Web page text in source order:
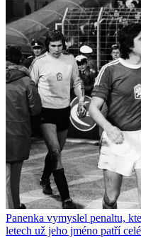
Panenka vymyslel penaltu,
letech už jeho jméno patří